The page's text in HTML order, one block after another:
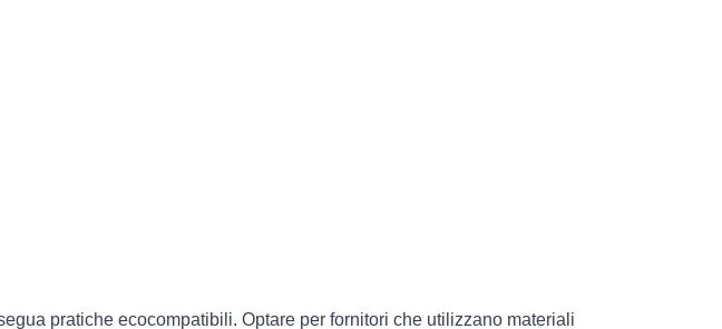
pratiche ecocompatibili. Optare per fornitori che utilizzano materiali